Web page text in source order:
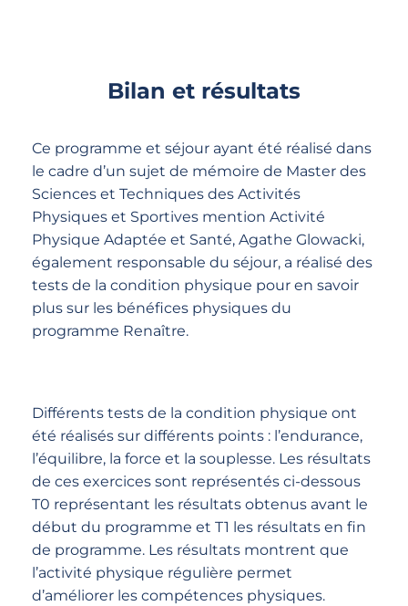
Bilan et résultats
Ce programme et séjour ayant été réalisé dans
le cadre d’un sujet de mémoire de Master des
Sciences et Techniques des Activités
Physiques et Sportives mention Activité
Physique Adaptée et Santé, Agathe Glowacki,
également responsable du séjour, a réalisé des
tests de la condition physique pour en savoir
plus sur les bénéfices physiques du
programme Renaître.
Différents tests de la condition physique ont
été réalisés sur différents points : l’endurance,
l’équilibre, la force et la souplesse. Les résultats
de ces exercices sont représentés ci-dessous
T0 représentant les résultats obtenus avant le
début du programme et T1 les résultats en fin
de programme. Les résultats montrent que
l’activité physique régulière permet
d’améliorer les compétences physiques.